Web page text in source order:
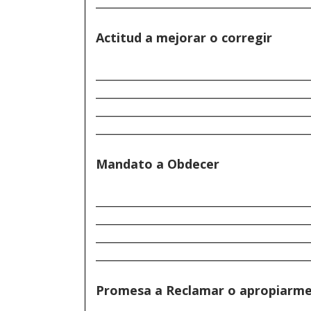
Actitud a mejorar o corregir
Mandato a Obdecer
Promesa a Reclamar o apropiarme